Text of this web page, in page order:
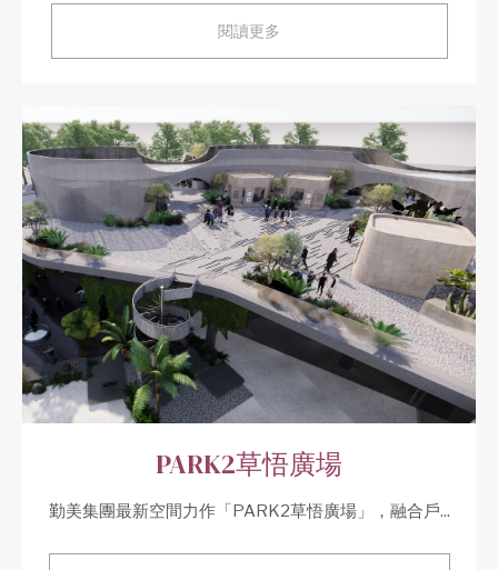
閱讀更多
PARK2草悟廣場
勤美集團最新空間力作「PARK2草悟廣場」，融合戶...